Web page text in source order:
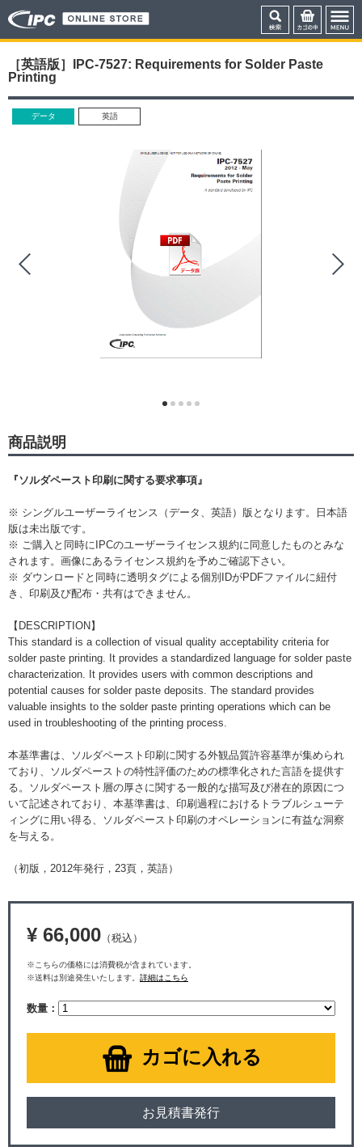
［英語版］IPC-7527: Requirements for Solder Paste
Printing
データ 英語
商品説明
『ソルダペースト印刷に関する要求事項』
※ シングルユーザーライセンス（データ、英語）版となります。日本語
版は未出版です。
※ ご購入と同時にIPCのユーザーライセンス規約に同意したものとみな
されます。画像にあるライセンス規約を予めご確認下さい。
※ ダウンロードと同時に透明タグによる個別IDがPDFファイルに紐付
き、印刷及び配布・共有はできません。
【DESCRIPTION】
This standard is a collection of visual quality acceptability criteria for
solder paste printing. It provides a standardized language for solder paste
characterization. It provides users with common descriptions and
potential causes for solder paste deposits. The standard provides
valuable insights to the solder paste printing operations which can be
used in troubleshooting of the printing process.
本基準書は、ソルダペースト印刷に関する外観品質許容基準が集められ
ており、ソルダペーストの特性評価のための標準化された言語を提供す
る。ソルダペースト層の厚さに関する一般的な描写及び潜在的原因につ
いて記述されており、本基準書は、印刷過程におけるトラブルシューテ
ィングに用い得る、ソルダペースト印刷のオペレーションに有益な洞察
を与える。
（初版，2012年発行，23頁，英語）
¥ 66,000 （税込）
※こちらの価格には消費税が含まれています。
※送料は別途発生いたします。 詳細はこちら
数量：
カゴに入れる
お見積書発行